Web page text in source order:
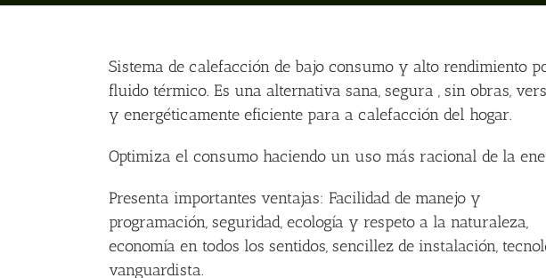
Sistema de calefacción de bajo consumo y alto rendimiento
fluido térmico. Es una alternativa sana, segura , sin obras,
y energéticamente eficiente para a calefacción del hogar.
Optimiza el consumo haciendo un uso más racional de la
Presenta importantes ventajas: Facilidad de manejo y
programación, seguridad, ecología y respeto a la naturaleza,
economía en todos los sentidos, sencillez de instalación,
vanguardista.